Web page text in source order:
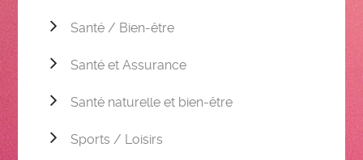
Santé / Bien-être
Santé et Assurance
Santé naturelle et bien-être
Sports / Loisirs